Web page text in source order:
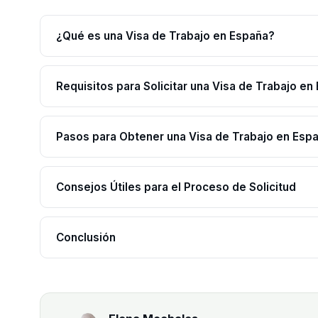
¿Qué es una Visa de Trabajo en España?
Requisitos para Solicitar una Visa de Trabajo en
Pasos para Obtener una Visa de Trabajo en
Consejos Útiles para el Proceso de Solicitud
Conclusión